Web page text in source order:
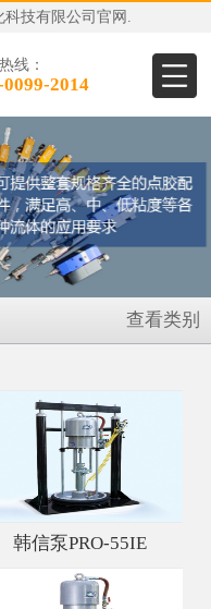
技有限公司官网.
线：
0099-2014
查看类别
韩信泵PRO-55IE